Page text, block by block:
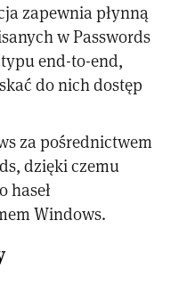
zapewnia płynną
w Passwords
end-to-end,
do nich dostęp
za pośrednictwem
dzięki czemu
haseł
Windows.